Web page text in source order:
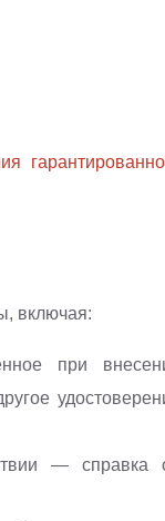
включая:
при
— справка